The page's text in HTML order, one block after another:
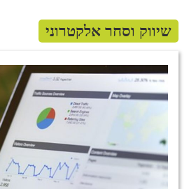
שיווק וסחר אלקטרוני